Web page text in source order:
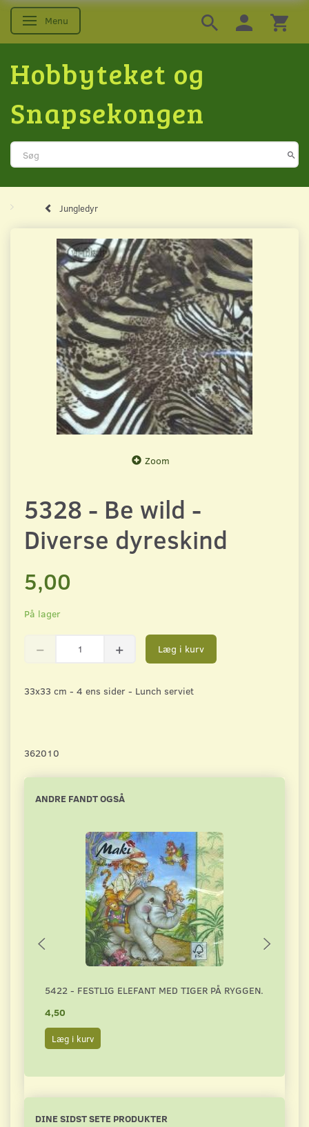
Skifte navigation
Menu
Hobbyteket og
Snapsekongen
Jungledyr
Zoom
5328 - Be wild -
Diverse dyreskind
5,00
På lager
Læg i kurv
33x33 cm - 4 ens sider - Lunch serviet
362010
ANDRE FANDT OGSÅ
5422 - FESTLIG ELEFANT MED TIGER PÅ RYGGEN.
4,50
Læg i kurv
DINE SIDST SETE PRODUKTER